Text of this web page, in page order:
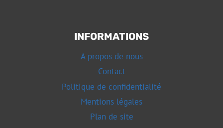
INFORMATIONS
A propos de nous
Contact
Politique de confidentialité
Mentions légales
Plan de site